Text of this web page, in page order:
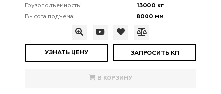
Грузоподъемность: 13000 кг
Высота подъема: 8000 мм
УЗНАТЬ ЦЕНУ ЗАПРОСИТЬ КП
В КОРЗИНУ